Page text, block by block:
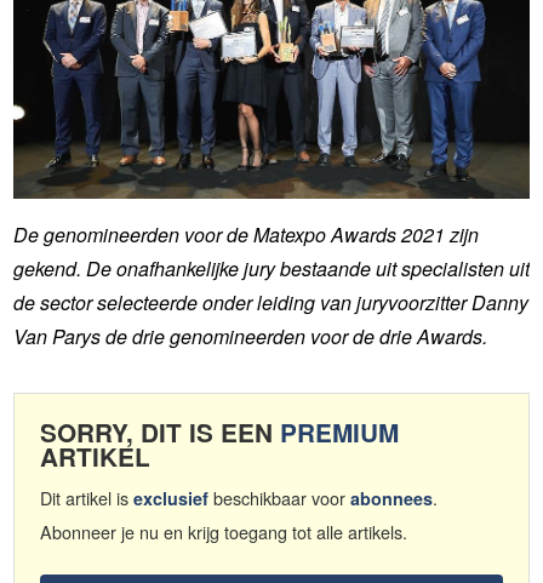
De genomineerden voor de Matexpo Awards 2021 zijn
gekend. De onafhankelijke jury bestaande uit specialisten uit
de sector selecteerde onder leiding van juryvoorzitter Danny
Van Parys de drie genomineerden voor de drie Awards.
SORRY, DIT IS EEN PREMIUM
ARTIKEL
Dit artikel is exclusiefbeschikbaar voor abonnees.
Abonneer je nu en krijg toegang tot alle artikels.